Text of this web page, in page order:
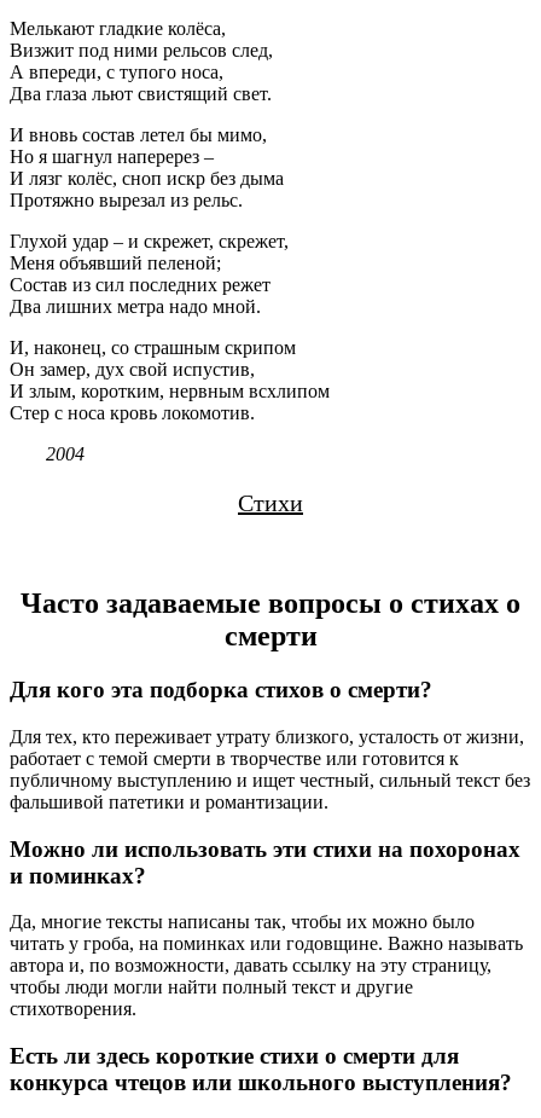
Мелькают гладкие колёса,
Визжит под ними рельсов след,
А впереди, с тупого носа,
Два глаза льют свистящий свет.
И вновь состав летел бы мимо,
Но я шагнул наперерез –
И лязг колёс, сноп искр без дыма
Протяжно вырезал из рельс.
Глухой удар – и скрежет, скрежет,
Меня объявший пеленой;
Состав из сил последних режет
Два лишних метра надо мной.
И, наконец, со страшным скрипом
Он замер, дух свой испустив,
И злым, коротким, нервным всхлипом
Стер с носа кровь локомотив.
2004
Стихи
Часто задаваемые вопросы о стихах о
смерти
Для кого эта подборка стихов о смерти?
Для тех, кто переживает утрату близкого, усталость от жизни,
работает с темой смерти в творчестве или готовится к
публичному выступлению и ищет честный, сильный текст без
фальшивой патетики и романтизации.
Можно ли использовать эти стихи на похоронах
и поминках?
Да, многие тексты написаны так, чтобы их можно было
читать у гроба, на поминках или годовщине. Важно называть
автора и, по возможности, давать ссылку на эту страницу,
чтобы люди могли найти полный текст и другие
стихотворения.
Есть ли здесь короткие стихи о смерти для
конкурса чтецов или школьного выступления?